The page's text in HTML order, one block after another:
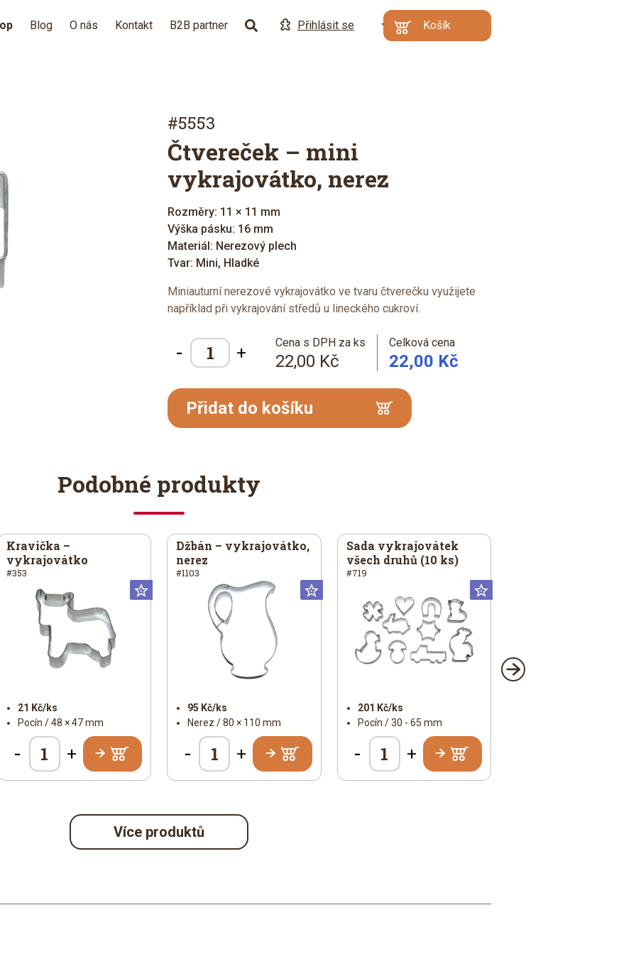
Blog O nás Kontakt B2B partner Přihlásit se
CZ
Kč
Košík
#5553
Čtvereček – mini
vykrajovátko, nerez
Rozměry: 11 × 11 mm
Výška pásku: 16 mm
Materiál: Nerezový plech
Tvar: Mini, Hladké
Miniauturní nerezové vykrajovátko ve tvaru čtverečku využijete
například při vykrajování středů u lineckého cukroví.
- +
Cena s DPH za ks
22,00 Kč
Celková cena
22,00 Kč
Přidat do košíku
Podobné produkty
Universální
Kravička –
vykrajovátko
#353
21 Kč/ks
Pocín / 48 × 47 mm
- +
Džbán – vykrajovátko,
nerez
#1103
95 Kč/ks
Nerez / 80 × 110 mm
- +
Sada vykrajovátek
všech druhů (10 ks)
#719
201 Kč/ks
Pocín / 30 - 65 mm
- +
Více produktů